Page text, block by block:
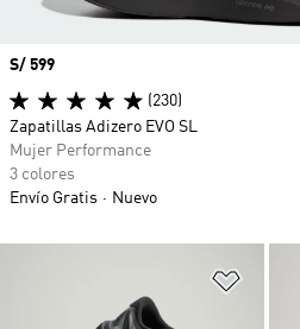
Precio
S/ 599
(230)
Zapatillas Adizero EVO SL
Mujer Performance
3 colores
Envío Gratis
Nuevo